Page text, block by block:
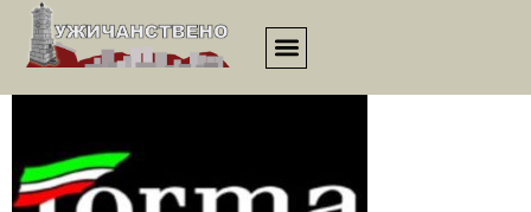
. Logo Forme